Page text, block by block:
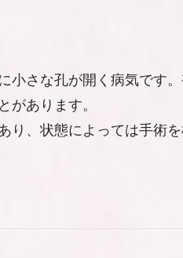
小さな孔が開く病気です
があります。
、状態によっては手術を